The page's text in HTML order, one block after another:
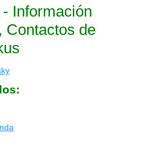
Información
Contactos de